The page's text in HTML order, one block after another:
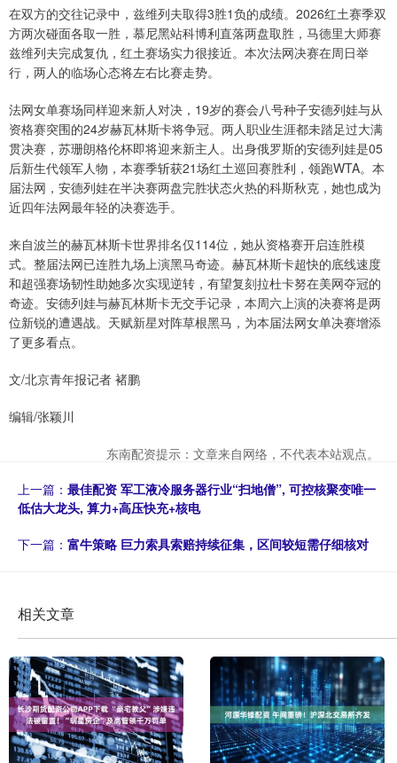
在双方的交往记录中，兹维列夫取得3胜1负的成绩。2026红土赛季双
方两次碰面各取一胜，慕尼黑站科博利直落两盘取胜，马德里大师赛
兹维列夫完成复仇，红土赛场实力很接近。本次法网决赛在周日举
行，两人的临场心态将左右比赛走势。
法网女单赛场同样迎来新人对决，19岁的赛会八号种子安德列娃与从
资格赛突围的24岁赫瓦林斯卡将争冠。两人职业生涯都未踏足过大满
贯决赛，苏珊朗格伦杯即将迎来新主人。出身俄罗斯的安德列娃是05
后新生代领军人物，本赛季斩获21场红土巡回赛胜利，领跑WTA。本
届法网，安德列娃在半决赛两盘完胜状态火热的科斯秋克，她也成为
近四年法网最年轻的决赛选手。
来自波兰的赫瓦林斯卡世界排名仅114位，她从资格赛开启连胜模
式。整届法网已连胜九场上演黑马奇迹。赫瓦林斯卡超快的底线速度
和超强赛场韧性助她多次实现逆转，有望复刻拉杜卡努在美网夺冠的
奇迹。安德列娃与赫瓦林斯卡无交手记录，本周六上演的决赛将是两
位新锐的遭遇战。天赋新星对阵草根黑马，为本届法网女单决赛增添
了更多看点。
文/北京青年报记者 褚鹏
编辑/张颖川
东南配资提示：文章来自网络，不代表本站观点。
上一篇： 最佳配资 军工液冷服务器行业“扫地僧”, 可控核聚变唯一
低估大龙头, 算力+高压快充+核电
下一篇： 富牛策略 巨力索具索赔持续征集，区间较短需仔细核对
相关文章